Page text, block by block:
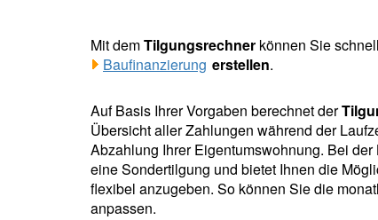
Mit demTilgungsrechner können Sie
Baufinanzierung erstellen.
Auf Basis Ihrer Vorgaben berechnet der
Übersicht aller Zahlungen während der
Abzahlung Ihrer Eigentumswohnung. Bei
eine Sondertilgung und bietet Ihnen die
flexibel anzugeben. So können Sie die
anpassen.